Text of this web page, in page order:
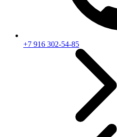
+7 916 302-54-85